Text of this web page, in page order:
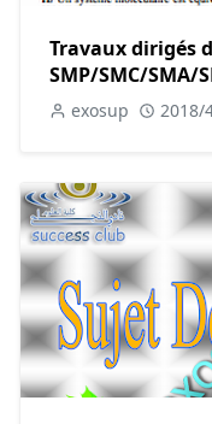
Travaux dirigés
SMP/SMC/SMA/
exosup 2018/